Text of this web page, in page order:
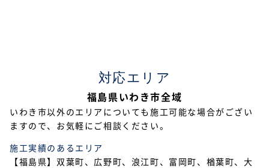
2022年12月
2022年11月
2022年10月
対応エリア
福島県いわき市全域
いわき市以外のエリアについても施工可能な場合がござい
ますので、お気軽にご相談ください。
施工実績のあるエリア
【福島県】双葉町、広野町、浪江町、富岡町、楢葉町、大